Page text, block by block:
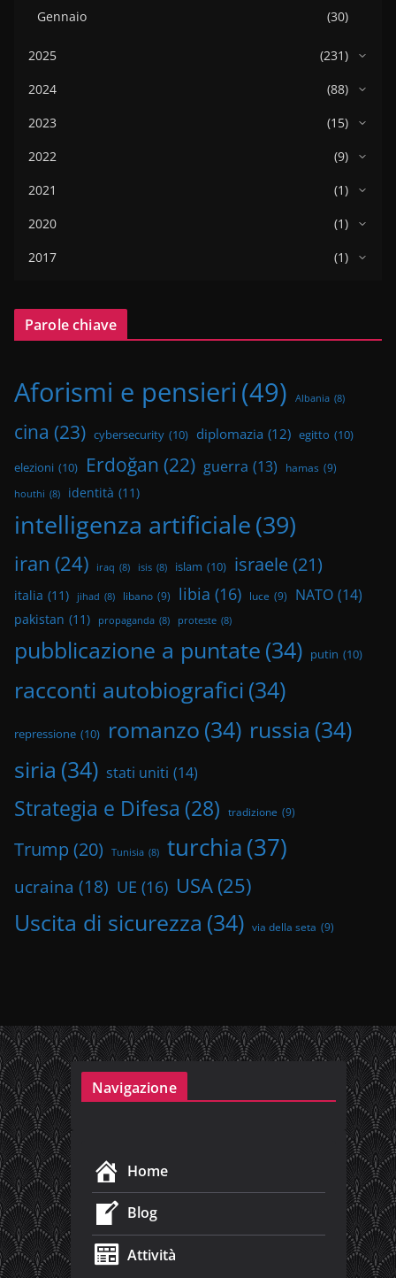
Gennaio (30)
2025
(231)
2024
(88)
2023
(15)
2022
(9)
2021
(1)
2020
(1)
2017
(1)
Parole chiave
Aforismi e pensieri (49) Albania (8)
cina (23) cybersecurity (10) diplomazia (12) egitto (10)
elezioni (10) Erdoğan (22) guerra (13) hamas (9)
houthi (8) identità (11)
intelligenza artificiale(39)
iran (24) iraq (8) isis (8) islam (10) israele(21)
italia (11) jihad (8) libano (9) libia (16) luce (9) NATO (14)
pakistan (11) propaganda (8) proteste (8)
pubblicazione a puntate (34) putin (10)
racconti autobiografici (34)
repressione (10) romanzo (34) russia (34)
siria (34) stati uniti (14)
Strategia e Difesa (28) tradizione (9)
Trump (20) Tunisia (8) turchia(37)
ucraina (18) UE (16) USA (25)
Uscita di sicurezza (34) via della seta (9)
Navigazione
Home
Blog
Attività